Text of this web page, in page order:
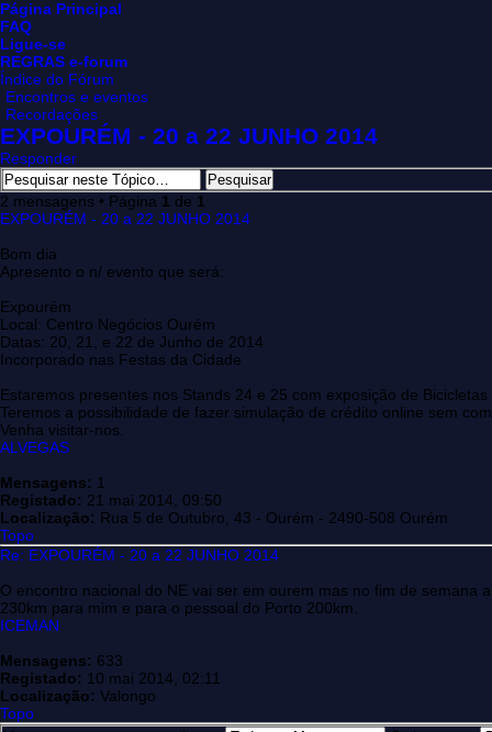
Página Principal
FAQ
Ligue-se
REGRAS e-forum
Índice do Fórum
Encontros e eventos
Recordações
EXPOURÉM - 20 a 22 JUNHO 2014
Responder
2 mensagens • Página 1 de 1
EXPOURÉM - 20 a 22 JUNHO 2014
Bom dia
Apresento o n/ evento que será:
Expourém
Local: Centro Negócios Ourém
Datas: 20, 21, e 22 de Junho de 2014
Incorporado nas Festas da Cidade
Estaremos presentes nos Stands 24 e 25 com exposição de Bicicletas
Teremos a possibilidade de fazer simulação de crédito online sem
Venha visitar-nos.
ALVEGAS
Mensagens: 1
Registado: 21 mai 2014, 09:50
Localização: Rua 5 de Outubro, 43 - Ourém - 2490-508 Ourém
Topo
Re: EXPOURÉM - 20 a 22 JUNHO 2014
O encontro nacional do NE vai ser em ourem mas no fim de semana
230km para mim e para o pessoal do Porto 200km.
ICEMAN
Mensagens: 633
Registado: 10 mai 2014, 02:11
Localização: Valongo
Topo